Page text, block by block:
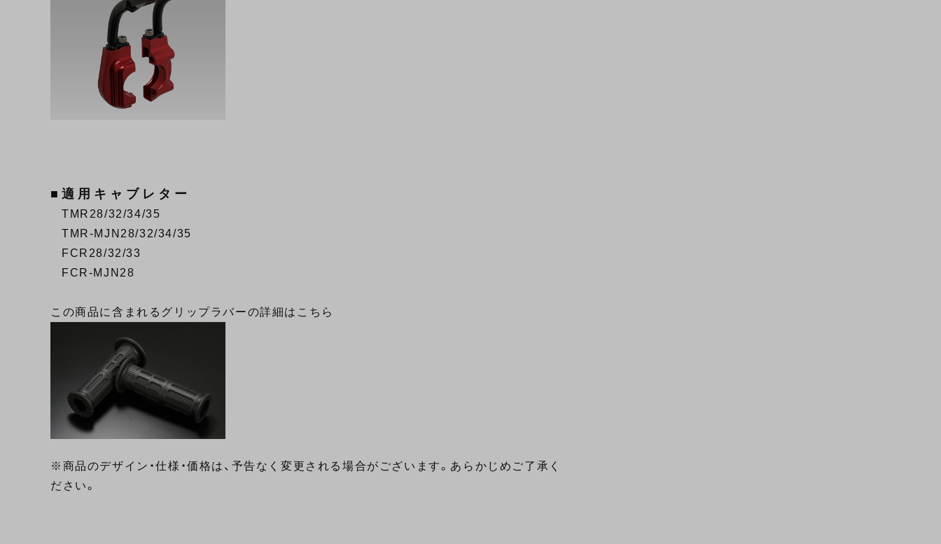
■適用キャブレター
TMR28/32/34/35
TMR-MJN28/32/34/35
FCR28/32/33
FCR-MJN28
この商品に含まれるグリップラバーの詳細は こちら
※商品のデザイン・仕様・価格は、予告なく変更される場合がございます。あらかじめご了承く
ださい。